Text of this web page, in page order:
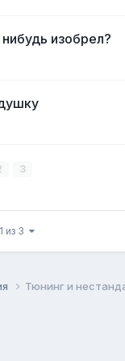
изобрел?
3
из 3
Тюнинг и